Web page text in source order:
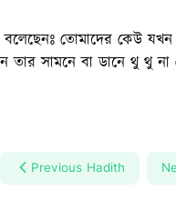
বলেছেনঃ তোমাদের কেউ
সামনে বা ডানে থু থু না
Previous Hadith